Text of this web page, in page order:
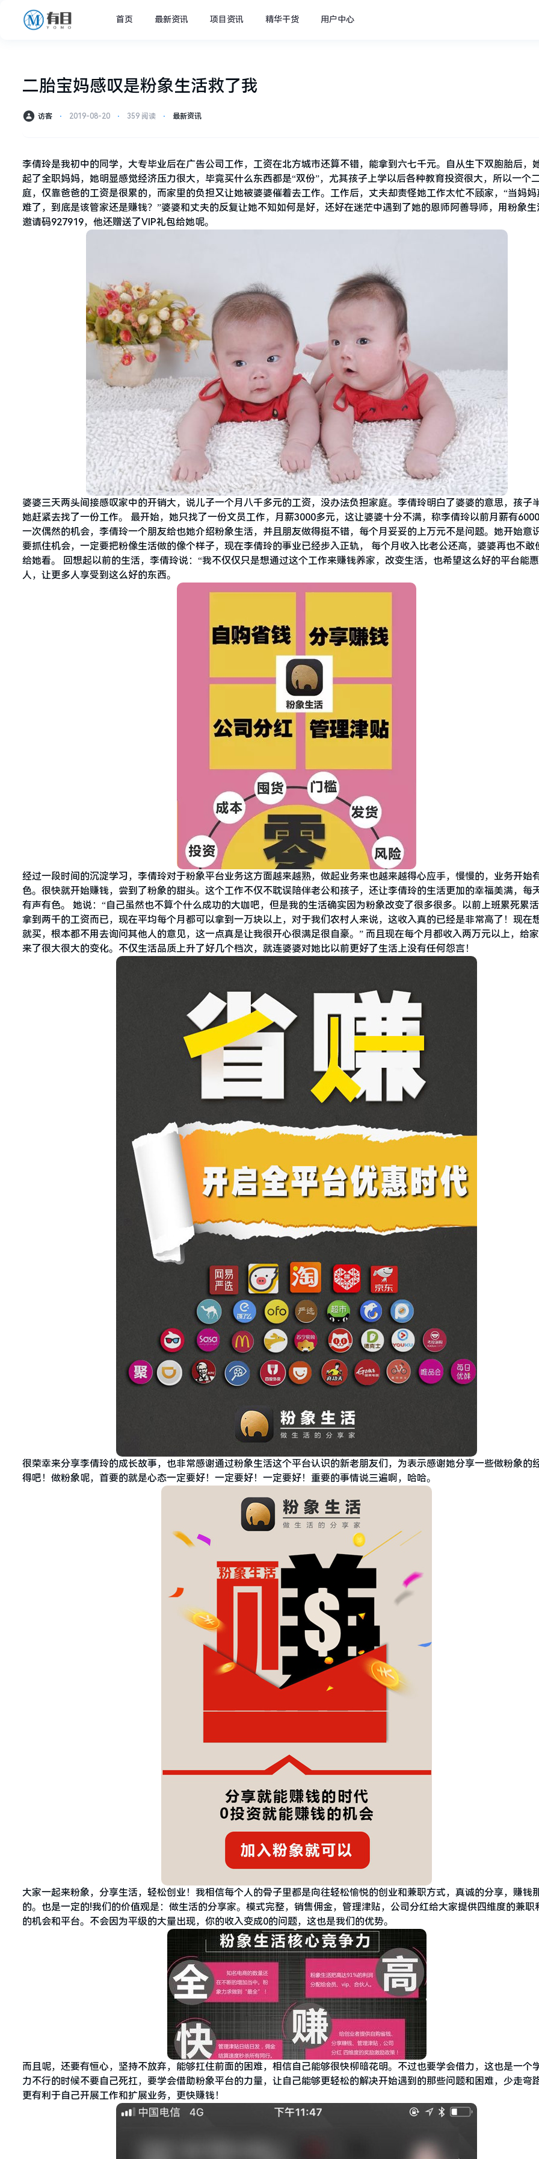
首页 最新资讯 项目资讯 精华干货 用户中心
二胎宝妈感叹是粉象生活救了我
访客 ⋅ 2019-08-20 ⋅ 359 阅读 ⋅ 最新资讯
李倩玲是我初中的同学，大专毕业后在广告公司工作，工资在北方城市还算不错，能拿到六七千元。自从生下双胞胎后，
起了全职妈妈，她明显感觉经济压力很大，毕竟买什么东西都是“双份”，尤其孩子上学以后各种教育投资很大，所以一个
庭，仅靠爸爸的工资是很累的，而家里的负担又让她被婆婆催着去工作。工作后，丈夫却责怪她工作太忙不顾家，“当妈
难了，到底是该管家还是赚钱？”婆婆和丈夫的反复让她不知如何是好，还好在迷茫中遇到了她的恩师阿善导师，用粉象
邀请码927919，他还赠送了VIP礼包给她呢。
婆婆三天两头间接感叹家中的开销大，说儿子一个月八千多元的工资，没办法负担家庭。李倩玲明白了婆婆的意思，孩子
她赶紧去找了一份工作。 最开始，她只找了一份文员工作，月薪3000多元，这让婆婆十分不满，称李倩玲以前月薪有
一次偶然的机会，李倩玲一个朋友给也她介绍粉象生活，并且朋友做得挺不错，每个月妥妥的上万元不是问题。她开始意
要抓住机会，一定要把粉像生活做的像个样子，现在李倩玲的事业已经步入正轨， 每个月收入比老公还高，婆婆再也不敢
给她看。 回想起以前的生活，李倩玲说：“我不仅仅只是想通过这个工作来赚钱养家，改变生活，也希望这么好的平台能
人，让更多人享受到这么好的东西。
经过一段时间的沉淀学习，李倩玲对于粉象平台业务这方面越来越熟，做起业务来也越来越得心应手，慢慢的，业务开始
色。很快就开始赚钱，尝到了粉象的甜头。这个工作不仅不耽误陪伴老公和孩子，还让李倩玲的生活更加的幸福美满，每
有声有色。 她说：“自己虽然也不算个什么成功的大咖吧，但是我的生活确实因为粉象改变了很多很多。以前上班累死累
拿到两千的工资而已，现在平均每个月都可以拿到一万块以上，对于我们农村人来说，这收入真的已经是非常高了！现在
就买，根本都不用去询问其他人的意见，这一点真是让我很开心很满足很自豪。” 而且现在每个月都收入两万元以上，给
来了很大很大的变化。不仅生活品质上升了好几个档次，就连婆婆对她比以前更好了生活上没有任何怨言！
很荣幸来分享李倩玲的成长故事，也非常感谢通过粉象生活这个平台认识的新老朋友们，为表示感谢她分享一些做粉象的
得吧！做粉象呢，首要的就是心态一定要好！一定要好！一定要好！重要的事情说三遍啊，哈哈。
大家一起来粉象，分享生活，轻松创业！我相信每个人的骨子里都是向往轻松愉悦的创业和兼职方式，真诚的分享，赚钱
的。也是一定的!我们的价值观是：做生活的分享家。模式完整，销售佣金，管理津贴，公司分红给大家提供四维度的兼职
的机会和平台。不会因为平级的大量出现，你的收入变成0的问题，这也是我们的优势。
而且呢，还要有恒心，坚持不放弃，能够扛住前面的困难，相信自己能够很快柳暗花明。不过也要学会借力，这也是一个
力不行的时候不要自己死扛，要学会借助粉象平台的力量，让自己能够更轻松的解决开始遇到的那些问题和困难，少走弯
更有利于自己开展工作和扩展业务，更快赚钱！